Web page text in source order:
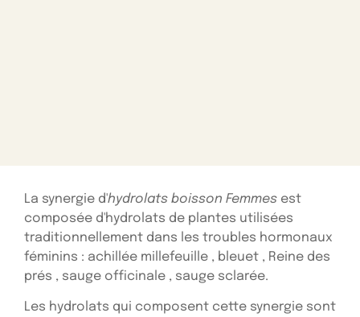
La synergie d'hydrolats boisson Femmes est
composée d'hydrolats de plantes utilisées
traditionnellement dans les troubles hormonaux
féminins : achillée millefeuille , bleuet , Reine des
prés , sauge officinale , sauge sclarée.
Les hydrolats qui composent cette synergie sont